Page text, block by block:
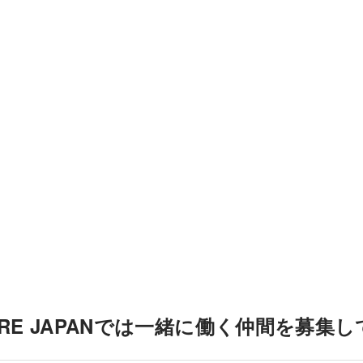
JAPANでは一緒に働く仲間を募集し